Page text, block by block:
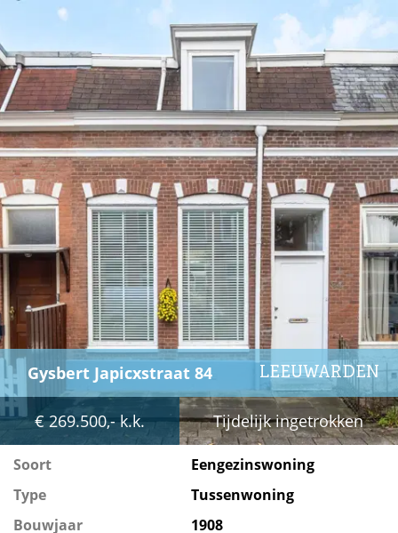
Gysbert Japicxstraat 84 LEEUWARDEN
€ 269.500,- k.k. Tijdelijk ingetrokken
Soort
Eengezinswoning
Type
Tussenwoning
Bouwjaar
1908